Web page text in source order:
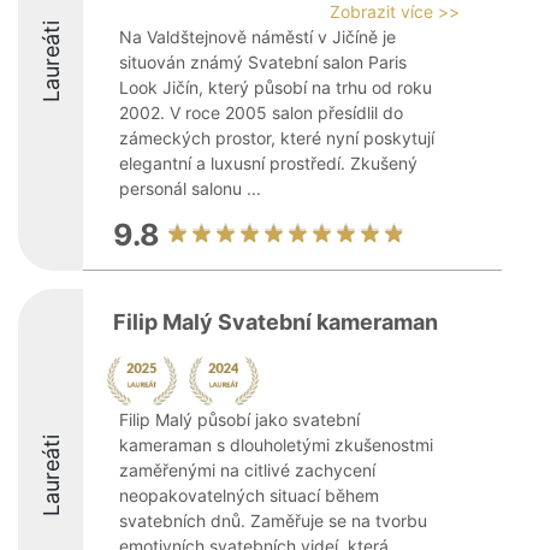
Laureáti
Zobrazit více >>
Na Valdštejnově náměstí v Jičíně je
situován známý Svatební salon Paris
Look Jičín, který působí na trhu od roku
2002. V roce 2005 salon přesídlil do
zámeckých prostor, které nyní poskytují
elegantní a luxusní prostředí. Zkušený
personál salonu ...
9.8
Laureáti
Filip Malý Svatební kameraman
Filip Malý působí jako svatební
kameraman s dlouholetými zkušenostmi
zaměřenými na citlivé zachycení
neopakovatelných situací během
svatebních dnů. Zaměřuje se na tvorbu
emotivních svatebních videí, která